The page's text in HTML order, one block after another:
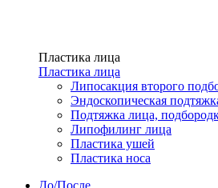
Пластика лица
Пластика лица
Липосакция второго
Эндоскопическая
Подтяжка лица,
Липофилинг лица
Пластика ушей
Пластика носа
До/После